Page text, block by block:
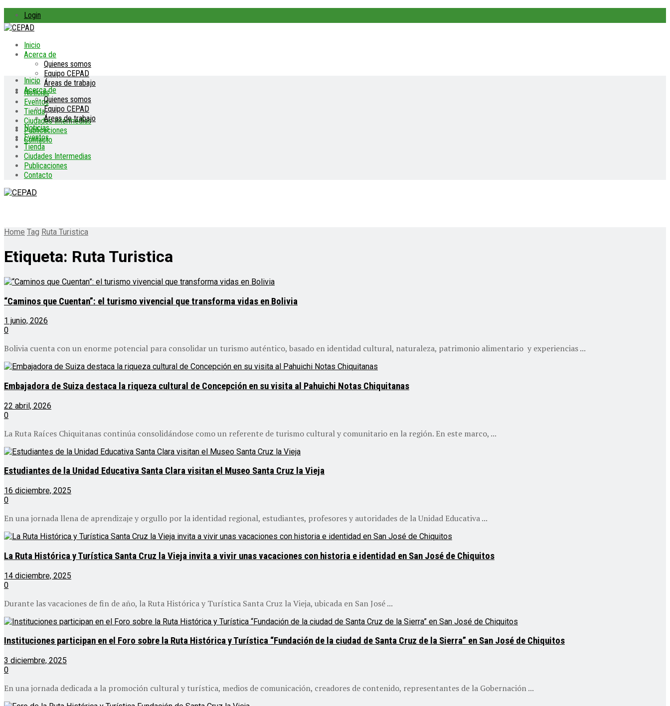
Login
Inicio
Acerca de
Quienes somos
Equipo CEPAD
Áreas de trabajo
Noticias
Eventos
Tienda
Ciudades Intermedias
Publicaciones
Contacto
Inicio
Acerca de
Quienes somos
Equipo CEPAD
Áreas de trabajo
Noticias
Eventos
Tienda
Ciudades Intermedias
Publicaciones
Contacto
Home Tag Ruta Turistica
Etiqueta: Ruta Turistica
“Caminos que Cuentan”: el turismo vivencial que transforma vidas en Bolivia
1 junio, 2026
0
Bolivia cuenta con un enorme potencial para consolidar un turismo auténtico, basado en identidad cultural, naturaleza, patrimonio alimentario y experiencias ...
Embajadora de Suiza destaca la riqueza cultural de Concepción en su visita al Pahuichi Notas Chiquitanas
22 abril, 2026
0
La Ruta Raíces Chiquitanas continúa consolidándose como un referente de turismo cultural y comunitario en la región. En este marco, ...
Estudiantes de la Unidad Educativa Santa Clara visitan el Museo Santa Cruz la Vieja
16 diciembre, 2025
0
En una jornada llena de aprendizaje y orgullo por la identidad regional, estudiantes, profesores y autoridades de la Unidad Educativa ...
La Ruta Histórica y Turística Santa Cruz la Vieja invita a vivir unas vacaciones con historia e identidad en San José de Chiquitos
14 diciembre, 2025
0
Durante las vacaciones de fin de año, la Ruta Histórica y Turística Santa Cruz la Vieja, ubicada en San José ...
Instituciones participan en el Foro sobre la Ruta Histórica y Turística “Fundación de la ciudad de Santa Cruz de la Sierra” en San José de Chiquitos
3 diciembre, 2025
0
En una jornada dedicada a la promoción cultural y turística, medios de comunicación, creadores de contenido, representantes de la Gobernación ...